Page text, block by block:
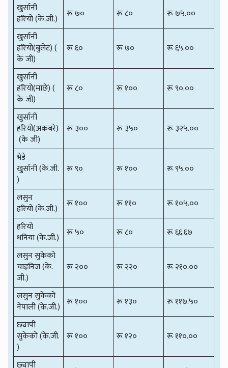
खु्र्सानी
हरियो (के.जी.)
रू ७० रू ८०
रू ७५.००
खुर्सानी
हरियो(बुलेट) (
के जी)
रू ६० रू ७० रू ६५.००
खुर्सानी
हरियो(माछे) (
के जी)
रू ८० रू १०० रू ९०.००
खुर्सानी
हरियो(अकबरे)
(के जी)
रू ३०० रू ३५० रू ३२५.००
भेडे
खु्र्सानी (के.जी.
)
रू ९० रू १०० रू ९५.००
लसुन
हरियो (के.जी.)
रू १०० रू ११०
रू १०५.००
हरियो
धनिया (के.जी.) रू ५० रू ८०
रू ६६.६७
लसुन सुकेको
चाइनिज (के.
जी.)
रू २०० रू २२० रू २१०.००
लसुन सुकेको
नेपाली (के.जी.) रू १०० रू १३०
रू ११७.५०
छ्यापी
सुकेको (के.जी.
)
रू १०० रू १२० रू ११०.००
छ्यापी